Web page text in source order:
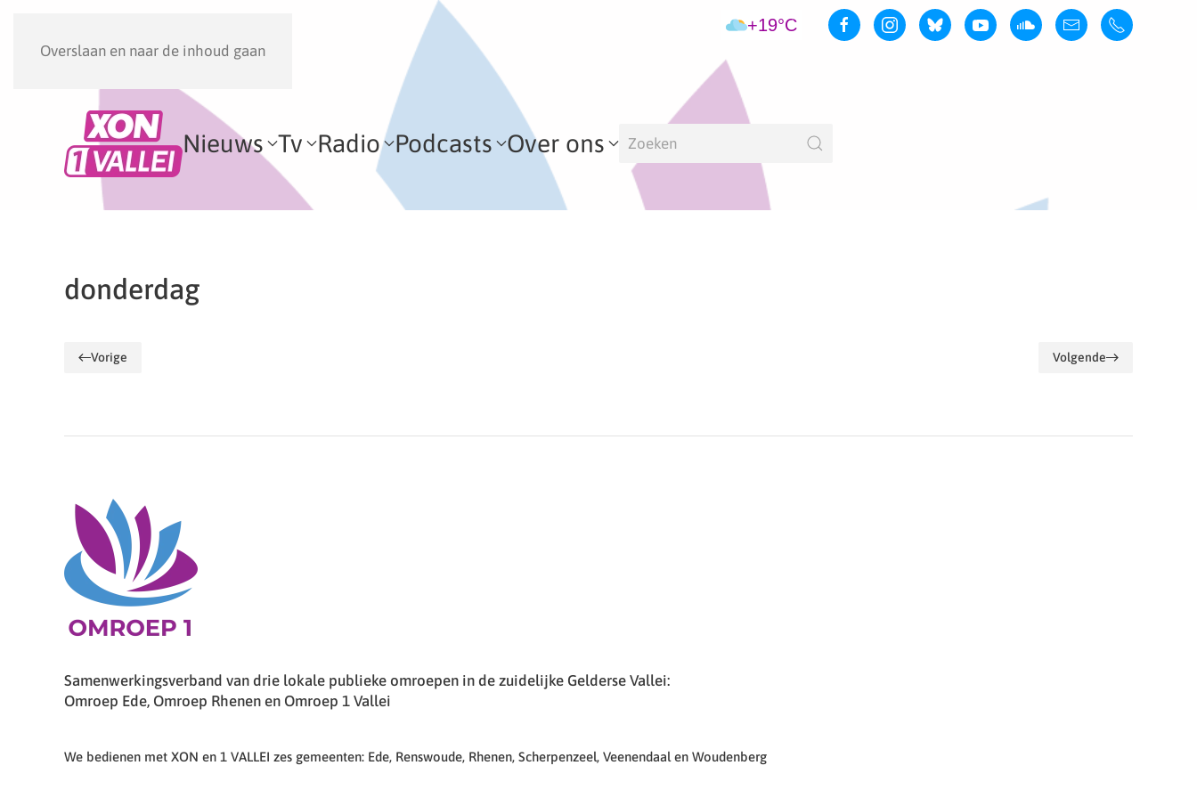
Overslaan en naar de inhoud gaan
+19°C
Nieuws Tv Radio Podcasts Over ons
donderdag
Vorige Volgende
Samenwerkingsverband van drie lokale publieke omroepen in de zuidelijke Gelderse Vallei:
Omroep Ede, Omroep Rhenen en Omroep 1 Vallei
We bedienen met XON en 1 VALLEI zes gemeenten: Ede, Renswoude, Rhenen, Scherpenzeel, Veenendaal en Woudenberg